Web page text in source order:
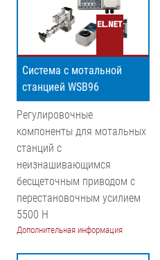
Система с мотальной
станцией WSB96
Регулировочные
компоненты для мотальных
станций с
неизнашивающимся
бесщеточным приводом с
перестановочным усилием
5500 Н
Дополнительная информация